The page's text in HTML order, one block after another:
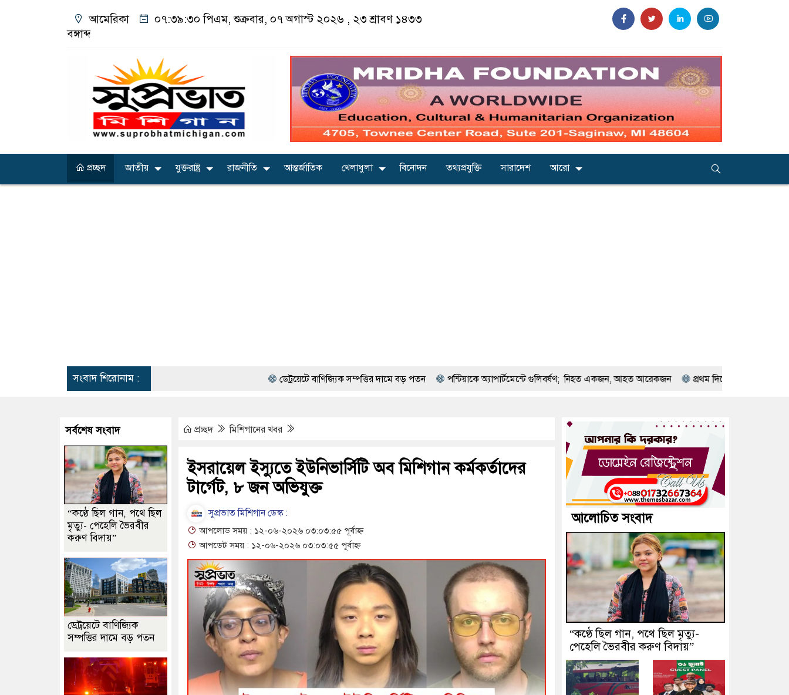
আমেরিকা ০৭:৩৯:৩১ পিএম, শুক্রবার, ০৭ অগাস্ট ২০২৬ , ২৩ শ্রাবণ ১৪৩৩
বঙ্গাব্দ
প্রচ্ছদ জাতীয় যুক্তরাষ্ট্র রাজনীতি আন্তর্জাতিক খেলাধুলা বিনোদন তথ্যপ্রযুক্তি সারাদেশ আরো
সংবাদ শিরোনাম : ডেট্রয়েটে বাণিজ্যিক সম্পত্তির দামে বড় পতন পন্টিয়াকে অ্যাপার্টমেন্টে গুলিবর্ষণ; নিহত একজন, আহত আরেকজন প্রথম দিনেই সাড়া ফেলল গর্ডি হাও
প্রচ্ছদ মিশিগানের খবর
ইসরায়েল ইস্যুতে ইউনিভার্সিটি অব মিশিগান কর্মকর্তাদের
টার্গেট, ৮ জন অভিযুক্ত
সুপ্রভাত মিশিগান ডেস্ক :
আপলোড সময় : ১২-০৬-২০২৬ ০৩:০৩:৫৫ পূর্বাহ্ন
আপডেট সময় : ১২-০৬-২০২৬ ০৩:০৩:৫৫ পূর্বাহ্ন
সর্বশেষ সংবাদ
“কণ্ঠে ছিল গান, পথে ছিল
মৃত্যু- পেহেলি ভৈরবীর
করুণ বিদায়”
ডেট্রয়েটে বাণিজ্যিক
সম্পত্তির দামে বড় পতন
আলোচিত সংবাদ
“কণ্ঠে ছিল গান, পথে ছিল মৃত্যু-
পেহেলি ভৈরবীর করুণ বিদায়”